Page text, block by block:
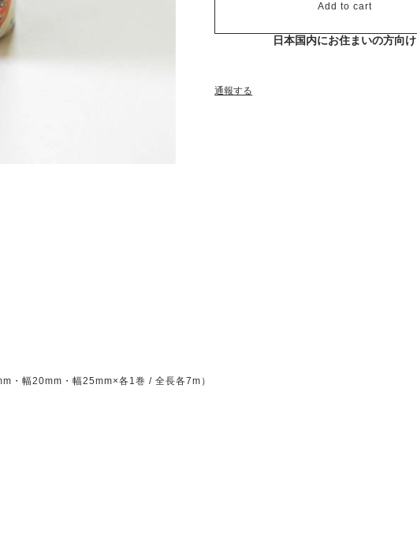
Add to cart
日本国内にお住まいの方向け
通報する
・幅20mm・幅25mm×各1巻 / 全長各7m）